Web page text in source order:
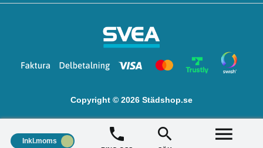
Copyright © 2026 Städshop.se
Inkl.moms